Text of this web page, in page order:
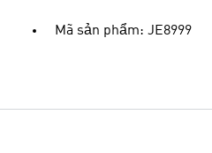
Mã sản phẩm: JE8999